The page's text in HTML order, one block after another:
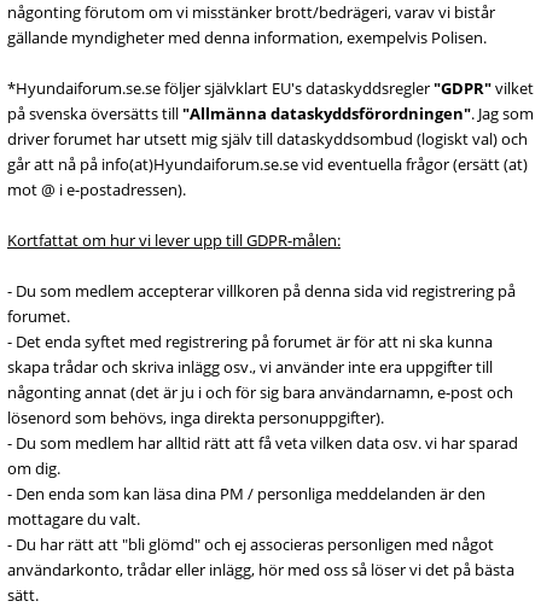
någonting förutom om vi misstänker brott/bedrägeri, varav vi bistår
gällande myndigheter med denna information, exempelvis Polisen.
*Hyundaiforum.se.se följer självklart EU's dataskyddsregler"GDPR"vilket
på svenska översätts till"Allmänna dataskyddsförordningen". Jag som
driver forumet har utsett mig själv till dataskyddsombud (logiskt val) och
går att nå på info(at)Hyundaiforum.se.se vid eventuella frågor (ersätt (at)
mot @ i e-postadressen).
Kortfattat om hur vi lever upp till GDPR-målen:
- Du som medlem accepterar villkoren på denna sida vid registrering på
forumet.
- Det enda syftet med registrering på forumet är för att ni ska kunna
skapa trådar och skriva inlägg osv., vi använder inte era uppgifter till
någonting annat (det är ju i och för sig bara användarnamn, e-post och
lösenord som behövs, inga direkta personuppgifter).
- Du som medlem har alltid rätt att få veta vilken data osv. vi har sparad
om dig.
- Den enda som kan läsa dina PM / personliga meddelanden är den
mottagare du valt.
- Du har rätt att "bli glömd" och ej associeras personligen med något
användarkonto, trådar eller inlägg, hör med oss så löser vi det på bästa
sätt.